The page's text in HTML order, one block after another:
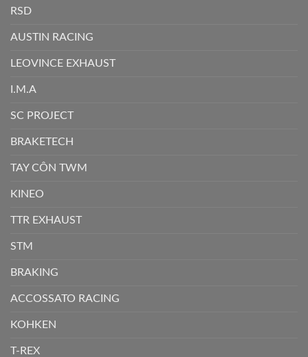
RSD
AUSTIN RACING
LEOVINCE EXHAUST
I.M.A
SC PROJECT
BRAKETECH
TAY CÔN TWM
KINEO
TTR EXHAUST
STM
BRAKING
ACCOSSATO RACING
KOHKEN
T-REX